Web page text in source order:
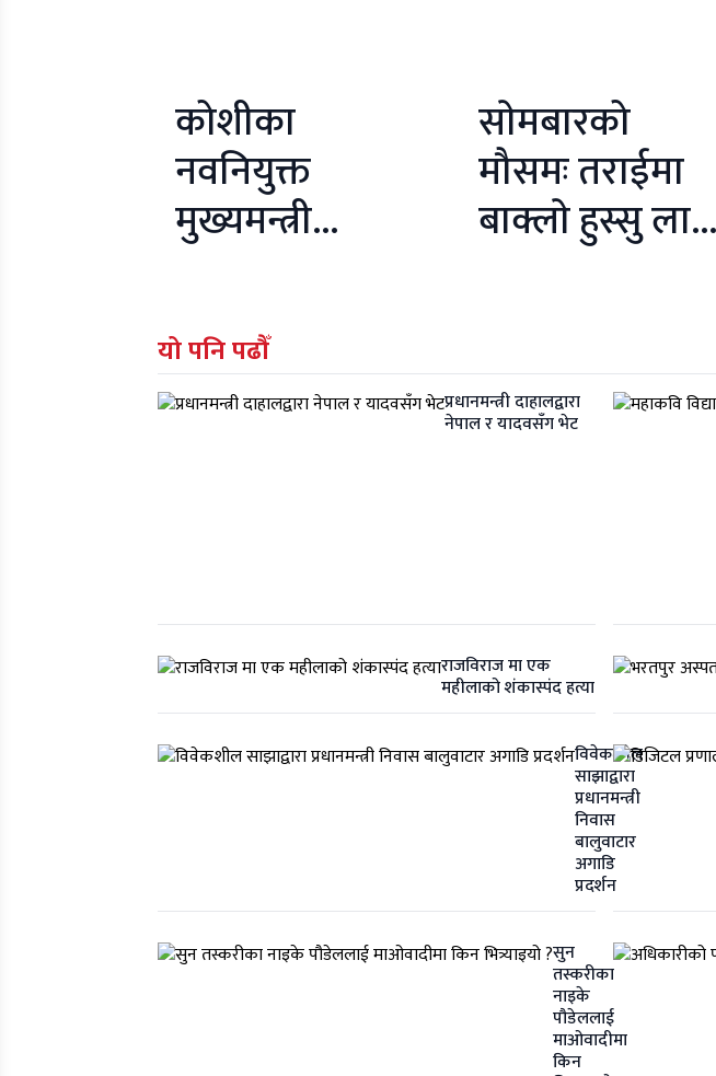
कोशीका
नवनियुक्त
मुख्यमन्त्री
शपथ लिने
साेमबारको
मौसमः तराईमा
बाक्लाे हुस्सु लाग्ने
यो पनि पढौँ
प्रधानमन्त्री दाहालद्वारा
नेपाल र यादवसँग भेट
राजविराज मा एक
महीलाको शंकास्पंद हत्या
विवेकशील
साझाद्वारा
प्रधानमन्त्री
निवास
बालुवाटार
अगाडि
प्रदर्शन
सुन
तस्करीका
नाइके
पौडेललाई
माओवादीमा
किन